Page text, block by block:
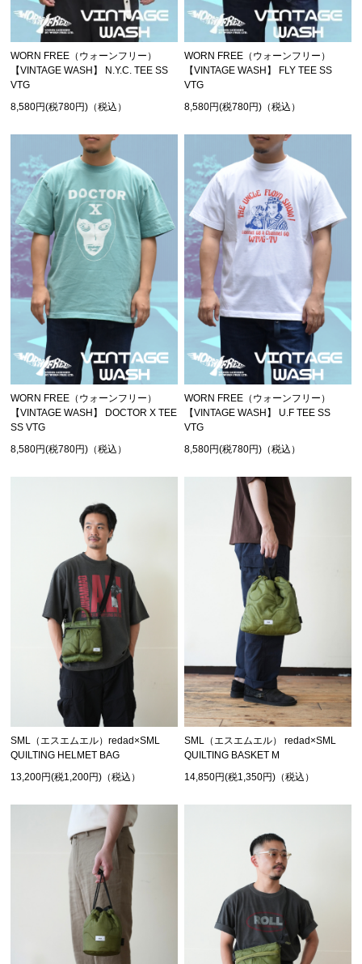
WORN FREE（ウォーンフリー）
【VINTAGE WASH】 N.Y.C. TEE SS
VTG
8,580円(税780円)（税込）
WORN FREE（ウォーンフリー）
【VINTAGE WASH】 FLY TEE SS
VTG
8,580円(税780円)（税込）
WORN FREE（ウォーンフリー）
【VINTAGE WASH】 DOCTOR X TEE
SS VTG
8,580円(税780円)（税込）
WORN FREE（ウォーンフリー）
【VINTAGE WASH】 U.F TEE SS
VTG
8,580円(税780円)（税込）
SML（エスエムエル）redad×SML
QUILTING HELMET BAG
13,200円(税1,200円)（税込）
SML（エスエムエル） redad×SML
QUILTING BASKET M
14,850円(税1,350円)（税込）